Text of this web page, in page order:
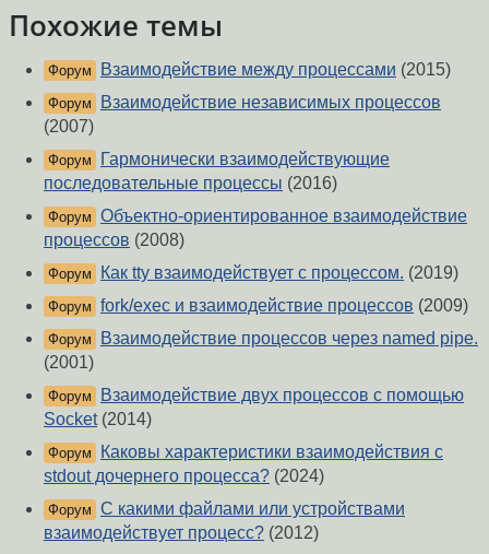
Похожие темы
Форум Взаимодействие между процессами (2015)
Форум
Взаимодействие независимых процессов
(2007)
Форум
Гармонически взаимодействующие
последовательные процессы (2016)
Форум Объектно-ориентированное взаимодействие
процессов (2008)
Форум Как tty взаимодействует с процессом. (2019)
Форум fork/exec и взаимодействие процессов (2009)
Форум
Взаимодействие процессов через named pipe.
(2001)
Форум
Взаимодействие двух процессов с помощью
Socket(2014)
Форум
Каковы характеристики взаимодействия с
stdout дочернего процесса? (2024)
Форум С какими файлами или устройствами
взаимодействует процесс? (2012)